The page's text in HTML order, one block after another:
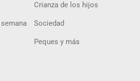
Crianza de los hijos
Sociedad
Peques y más